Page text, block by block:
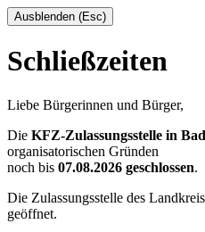
Ausblenden (Esc)
Schließzeiten
Liebe Bürgerinnen und Bürger,
Die KFZ-Zulassungsstelle in
organisatorischen Gründen
noch bis 07.08.2026 geschlossen.
Die Zulassungsstelle des
geöffnet.